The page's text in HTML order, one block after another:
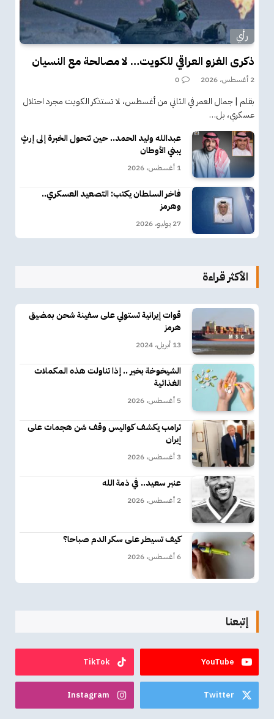
رأي
ذكرى الغزو العراقي للكويت… لا مصالحة مع النسيان
2 أغسطس، 2026 0
بقلم | جمال العمر في الثاني من أغسطس، لا تستذكر الكويت مجرد احتلال
عسكري، بل…
عبدالله وليد الحمد.. حين تتحول الخبرة إلى إرثٍ
يبني الأوطان
1 أغسطس، 2026
فاخر السلطان يكتب: التصعيد العسكري..
وهرمز
27 يوليو، 2026
الأكثر قراءة
قوات إيرانية تستولي على سفينة شحن بمضيق
هرمز
13 أبريل، 2024
الشيخوخة بخير .. إذا تناولت هذه المكملات
الغذائية
5 أغسطس، 2026
ترامب يكشف كواليس وقف شن هجمات على
إيران
3 أغسطس، 2026
عنبر سعيد.. في ذمة الله
2 أغسطس، 2026
كيف تسيطر على سكر الدم صباحا؟
6 أغسطس، 2026
إتبعنا
YouTube
TikTok
Twitter
Instagram